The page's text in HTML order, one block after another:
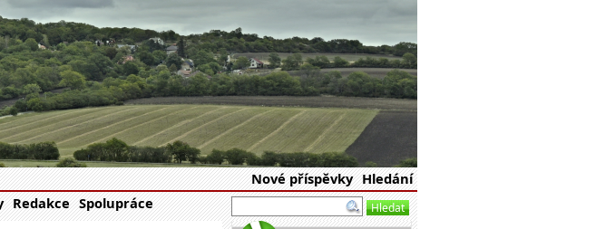
Nové příspěvky Hledání
Redakce Spolupráce